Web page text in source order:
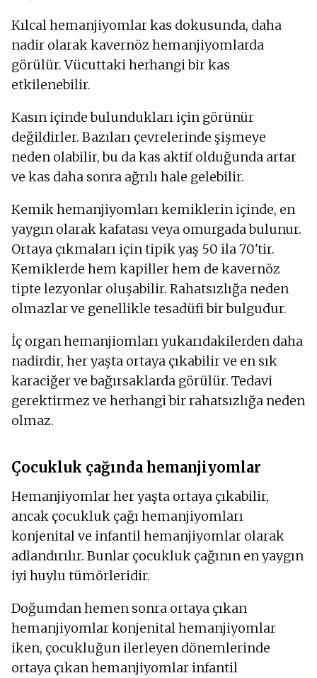
Kılcal hemanjiyomlar kas dokusunda, daha
nadir olarak kavernöz hemanjiyomlarda
görülür. Vücuttaki herhangi bir kas
etkilenebilir.
Kasın içinde bulundukları için görünür
değildirler. Bazıları çevrelerinde şişmeye
neden olabilir, bu da kas aktif olduğunda artar
ve kas daha sonra ağrılı hale gelebilir.
Kemik hemanjiyomları kemiklerin içinde, en
yaygın olarak kafatası veya omurgada bulunur.
Ortaya çıkmaları için tipik yaş 50 ila 70'tir.
Kemiklerde hem kapiller hem de kavernöz
tipte lezyonlar oluşabilir. Rahatsızlığa neden
olmazlar ve genellikle tesadüfi bir bulgudur.
İç organ hemanjiomları yukarıdakilerden daha
nadirdir, her yaşta ortaya çıkabilir ve en sık
karaciğer ve bağırsaklarda görülür. Tedavi
gerektirmez ve herhangi bir rahatsızlığa neden
olmaz.
Çocukluk çağında hemanjiyomlar
Hemanjiyomlar her yaşta ortaya çıkabilir,
ancak çocukluk çağı hemanjiyomları
konjenital ve infantil hemanjiyomlar olarak
adlandırılır. Bunlar çocukluk çağının en yaygın
iyi huylu tümörleridir.
Doğumdan hemen sonra ortaya çıkan
hemanjiyomlar konjenital hemanjiyomlar
iken, çocukluğun ilerleyen dönemlerinde
ortaya çıkan hemanjiyomlar infantil